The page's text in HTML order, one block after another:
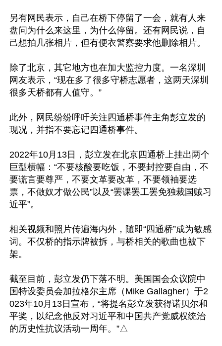
另有网民表示，自己在桥下停留了一会，就有人来
盘问为什么来这里，为什么停留。还有网民说，自
己想拍几张相片，但有便衣警察要求他删除相片。
除了北京，其它地方也在加大监控力度。一名深圳
网友表示，“现在多了很多守桥志愿者，这两天深圳
很多天桥都有人值守。”
此外，网民纷纷呼吁关注四通桥事件主角彭立发的
现况，并指不要忘记四通桥事件。
2022年10月13日，彭立发在北京四通桥上挂出两个
巨型横幅：“不要核酸要吃饭，不要封控要自由，不
要谎言要尊严，不要文革要改革，不要领袖要选
票，不做奴才做公民”以及“罢课罢工罢免独裁国贼习
近平”。
相关视频和照片传遍海内外，随即“四通桥”成为敏感
词。不仅桥的指示牌被拆，与桥相关的歌曲也被下
架。
截至目前，彭立发仍下落不明。美国国会众议院中
国特设委员会加拉格尔主席（Mike Gallagher）于2
023年10月13日宣布，“将提名彭立发获得诺贝尔和
平奖，以纪念他反对习近平和中国共产党威权统治